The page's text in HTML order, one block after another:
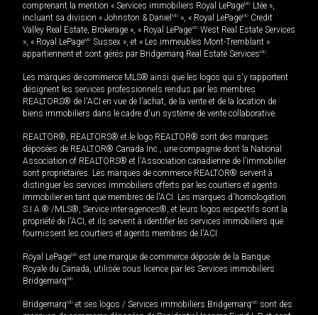
comprenant la mention « Services immobiliers Royal LePageMD Ltée »,
incluant sa division « Johnston & Daniel MD », « Royal LePageMD Credit
Valley Real Estate, Brokerage », « Royal LePageMD West Real Estate Services
», « Royal LePageMD Sussex », et « Les immeubles Mont-Tremblant »
appartiennent et sont gérés par Bridgemarq Real Estate ServicesMD.
Les marques de commerce MLS® ainsi que les logos qui s'y rapportent
désignent les services professionnels rendus par les membres
REALTORS® de l'ACI en vue de l'achat, de la vente et de la location de
biens immobiliers dans le cadre d'un système de vente collaborative.
REALTOR®, REALTORS® et le logo REALTOR® sont des marques
déposées de REALTOR® Canada Inc., une compagnie dont la National
Association of REALTORS® et l'Association canadienne de l’immobilier
sont propriétaires. Les marques de commerce REALTOR® servent à
distinguer les services immobiliers offerts par les courtiers et agents
immobilier en tant que membres de l'ACI. Les marques d'homologation
S.I.A.® /MLS®, Service inter-agences®, et leurs logos respectifs sont la
propriété de l'ACI, et ils servent à identifier les services immobiliers que
fournissent les courtiers et agents membres de l'ACI.
Royal LePageMD est une marque de commerce déposée de la Banque
Royale du Canada, utilisée sous licence par les Services immobiliers
BridgemarqMD.
BridgemarqMD et ses logos / Services immobiliers BridgemarqMD sont des